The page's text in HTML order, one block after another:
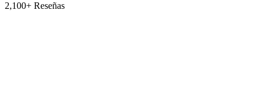
2,100+ Reseñas